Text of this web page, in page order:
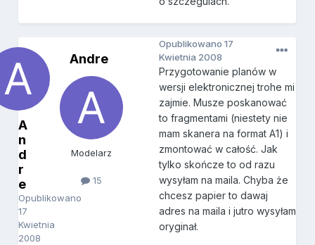
A
n
d
r
e
Opublikowano
17
Kwietnia
2008
Andre
Modelarz
15
Opublikowano17
Kwietnia 2008
Przygotowanie planów w
wersji elektronicznej trohe mi
zajmie. Musze poskanować
to fragmentami (niestety nie
mam skanera na format A1) i
zmontować w całość. Jak
tylko skończe to od razu
wysyłam na maila. Chyba że
chcesz papier to dawaj
adres na maila i jutro wysyłam
oryginał.